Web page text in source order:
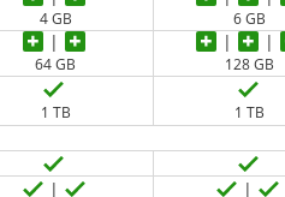
4 GB 6 GB
64 GB 128 GB
1 TB 1 TB